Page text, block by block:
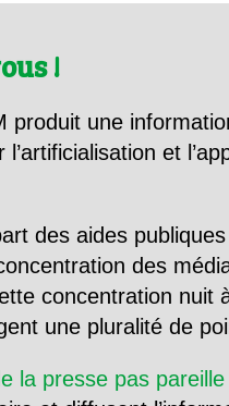
!
produit une
et
des aides
des
concentration nuit
une pluralité de
la presse pas pareille